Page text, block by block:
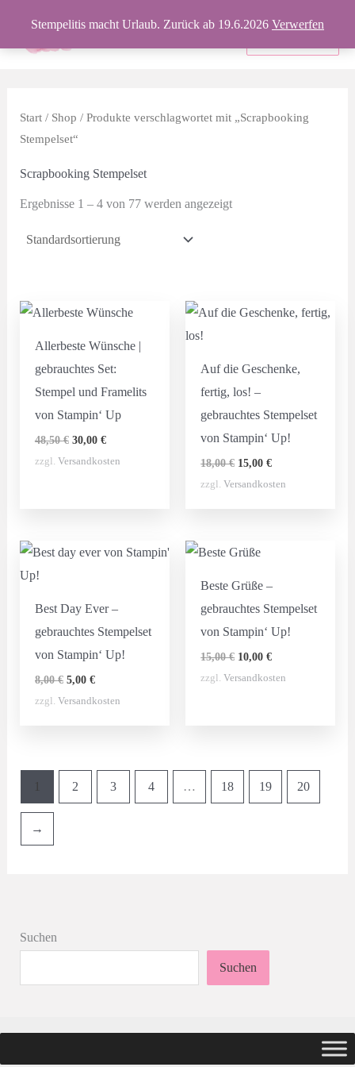
Stempelitis macht Urlaub. Zurück ab 19.6.2026 Verwerfen
springen
Produkte
Start/ Shop / Produkte verschlagwortet mit „Scrapbooking
Stempelset“
Scrapbooking Stempelset
Ergebnisse 1 – 4 von 77 werden angezeigt
Allerbeste Wünsche |
gebrauchtes Set:
Stempel und Framelits
von Stampin‘ Up
48,50€ Ursprünglicher
war:
30,00 €Aktueller
ist:
zzgl. Versandkosten
Auf die Geschenke,
fertig, los! –
gebrauchtes Stempelset
von Stampin‘ Up!
18,00€ Ursprünglicher
war:
15,00€Aktueller
ist:
zzgl.Versandkosten
Best Day Ever –
gebrauchtes Stempelset
von Stampin‘ Up!
8,00€ Ursprünglicher
war:
5,00 €Aktueller
ist:
zzgl. Versandkosten
Beste Grüße –
gebrauchtes Stempelset
von Stampin‘ Up!
15,00€ Ursprünglicher
war:
10,00€Aktueller
ist:
zzgl.Versandkosten
1 2 3 4 … 18 19 20
→
Suchen
Suchen